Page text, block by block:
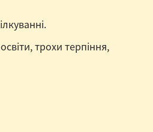
трохи терпіння,